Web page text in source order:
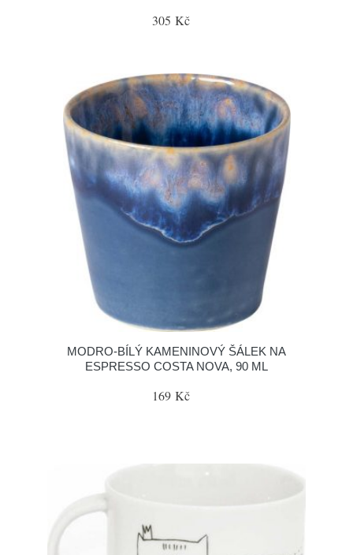
305 Kč
MODRO-BÍLÝ KAMENINOVÝ ŠÁLEK NA
ESPRESSO COSTA NOVA, 90 ML
169 Kč